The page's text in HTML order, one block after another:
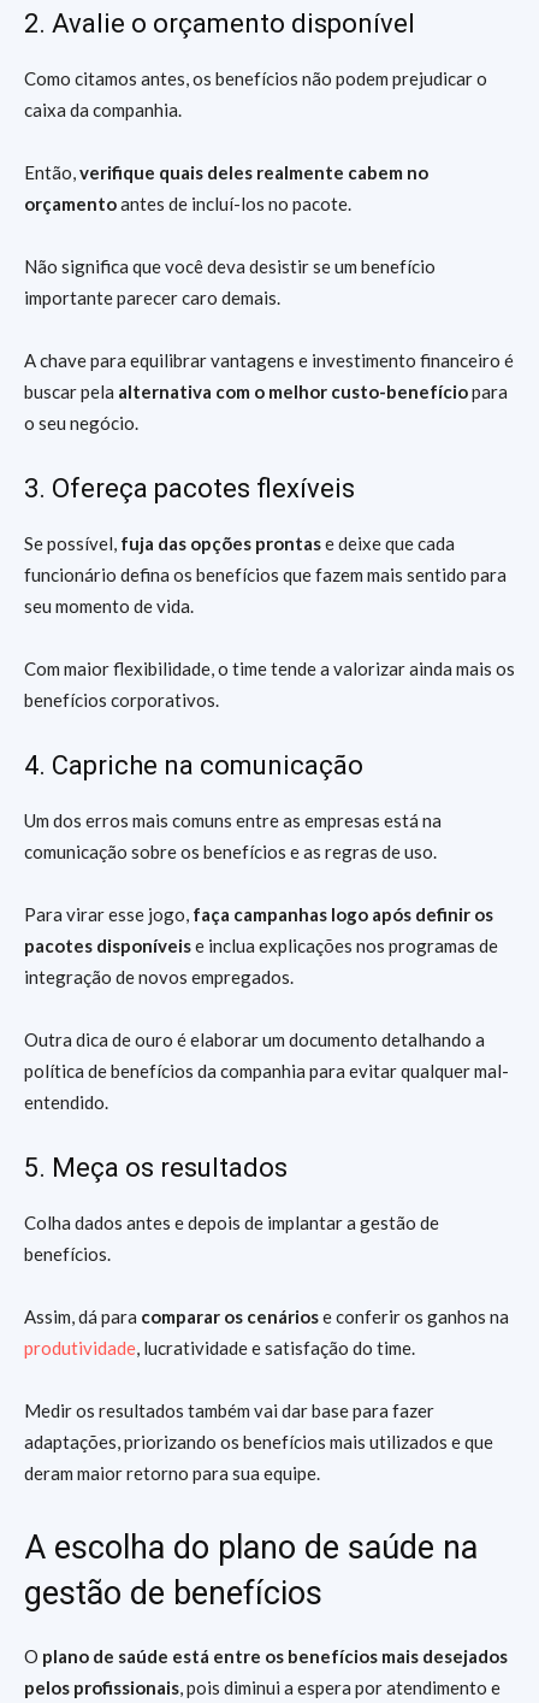
2. Avalie o orçamento disponível
Como citamos antes, os benefícios não podem prejudicar o
caixa da companhia.
Então,verifique quais deles realmente cabem no
orçamentoantes de incluí-los no pacote.
Não significa que você deva desistir se um benefício
importante parecer caro demais.
A chave para equilibrar vantagens e investimento financeiro é
buscar pela alternativa com o melhor custo-benefíciopara
o seu negócio.
3. Ofereça pacotes flexíveis
Se possível, fuja das opções prontase deixe que cada
funcionário defina os benefícios que fazem mais sentido para
seu momento de vida.
Com maior flexibilidade, o time tende a valorizar ainda mais os
benefícios corporativos.
4. Capriche na comunicação
Um dos erros mais comuns entre as empresas está na
comunicação sobre os benefícios e as regras de uso.
Para virar esse jogo, faça campanhas logo após definir os
pacotes disponíveise inclua explicações nos programas de
integração de novos empregados.
Outra dica de ouro é elaborar um documento detalhando a
política de benefícios da companhia para evitar qualquer mal-
entendido.
5. Meça os resultados
Colha dados antes e depois de implantar a gestão de
benefícios.
Assim, dá para comparar os cenáriose conferir os ganhos na
produtividade, lucratividade e satisfação do time.
Medir os resultados também vai dar base para fazer
adaptações, priorizando os benefícios mais utilizados e que
deram maior retorno para sua equipe.
A escolha do plano de saúde na
gestão de benefícios
O plano de saúde está entre os benefícios mais desejados
pelos profissionais, pois diminui a espera por atendimento e